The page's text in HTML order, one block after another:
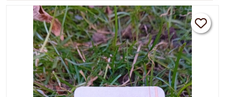
Bijoux faits main en pâte polymère – Acier inoxydable